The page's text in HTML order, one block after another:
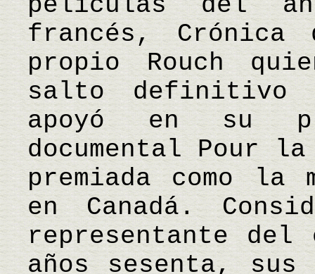
francés,
propio Rouch
salto
apoyó en su
documental Pour
premiada como
en Canadá.
representante del
años sesenta,